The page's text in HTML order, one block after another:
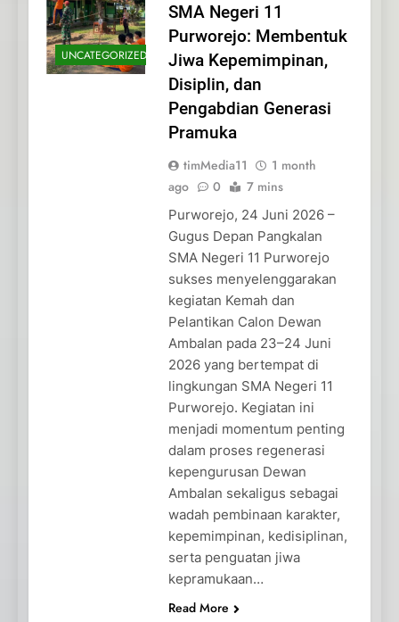
UNCATEGORIZED
SMA Negeri 11
Purworejo: Membentuk
Jiwa Kepemimpinan,
Disiplin, dan
Pengabdian Generasi
Pramuka
timMedia11
1 month
ago
0 7 mins
Purworejo, 24 Juni 2026 –
Gugus Depan Pangkalan
SMA Negeri 11 Purworejo
sukses menyelenggarakan
kegiatan Kemah dan
Pelantikan Calon Dewan
Ambalan pada 23–24 Juni
2026 yang bertempat di
lingkungan SMA Negeri 11
Purworejo. Kegiatan ini
menjadi momentum penting
dalam proses regenerasi
kepengurusan Dewan
Ambalan sekaligus sebagai
wadah pembinaan karakter,
kepemimpinan, kedisiplinan,
serta penguatan jiwa
kepramukaan…
Read More